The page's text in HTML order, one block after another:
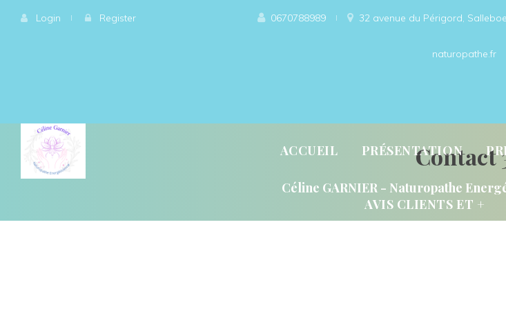
Login Register 0670788989 32 avenue du Périgord,
naturopathe.fr
ACCUEIL
PRÉSENTATION
QU’ET-CE QUE LA GÉOBIOLOGIE ?
AVIS CLIENTS ET +
Contact
Céline GARNIER - Naturopathe